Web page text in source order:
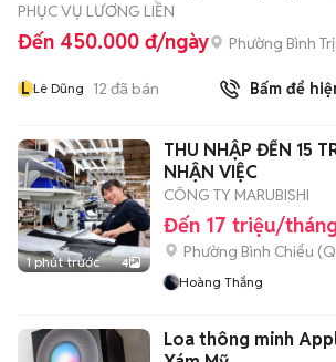
PHỤC VỤ LƯƠNG LIỀN
Đến 450.000 đ/ngày Phường Bình
L Lê Dũng 12 đã bán Bấm để
1 phút trước 4
THU NHẬP ĐẾN 15
NHẬN VIỆC
CÔNG TY MARUBISHI
Đến 17 triệu/
Phường Bình Chiểu
Hoàng Thắng
Loa thông minh